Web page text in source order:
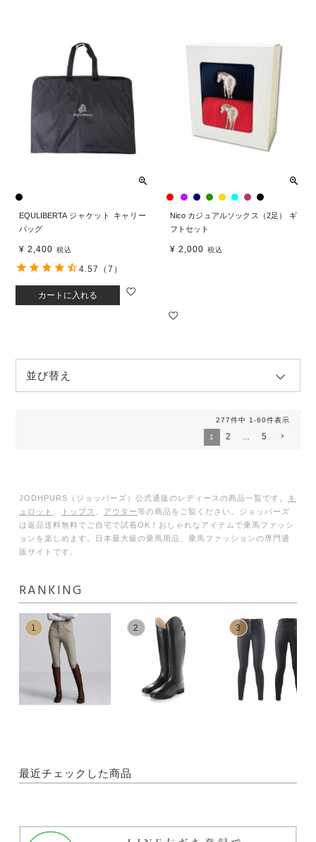
EQULIBERTA ジャケット キャリー
バッグ
¥ 2,400 税込
カートに入れる
4.57 （7）
Nico カジュアルソックス（2足） ギ
フトセット
¥ 2,000 税込
並び替え
277件中 1-60件表示
1 2 … 5
JODHPURS（ジョッパーズ）公式通販のレディースの商品一覧です。 キ
ュロット
トップス アウター等の商品をご覧ください。ジョッパーズ
は返品送料無料でご自宅で試着OK！おしゃれなアイテムで乗馬ファッシ
ョンを楽しめます。日本最大級の乗馬用品、乗馬ファッションの専門通
販サイトです。
RANKING
1 2 3
最近チェックした商品